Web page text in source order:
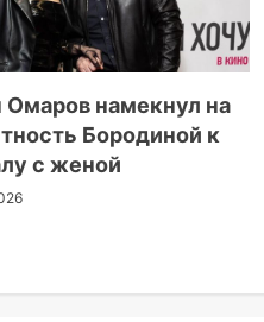
Омаров намекнул на
Бородиной к
с женой